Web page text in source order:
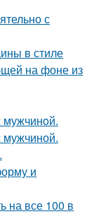
с
в стиле
на фоне из
мужчинoй.
мужчиной.
и
на все 100 в